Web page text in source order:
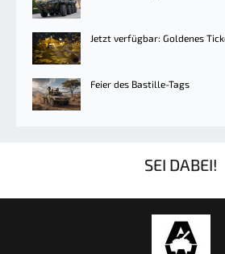
Jetzt verfügbar: Goldenes
Feier des Bastille-Tags
SEI DABEI!